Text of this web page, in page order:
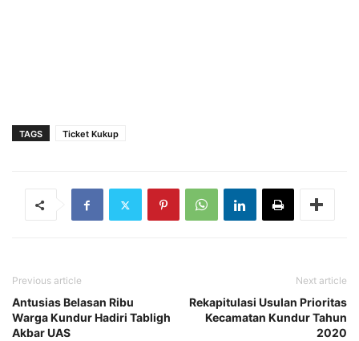
TAGS Ticket Kukup
Previous article
Antusias Belasan Ribu
Warga Kundur Hadiri Tabligh
Akbar UAS
Next article
Rekapitulasi Usulan Prioritas
Kecamatan Kundur Tahun
2020